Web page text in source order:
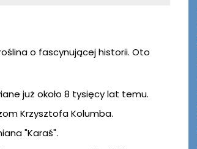
o fascynującej historii. Oto
już około 8 tysięcy lat temu.
Krzysztofa Kolumba.
"Karaś".